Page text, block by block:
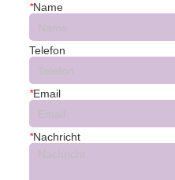
*Name
Telefon
*Email
*Nachricht